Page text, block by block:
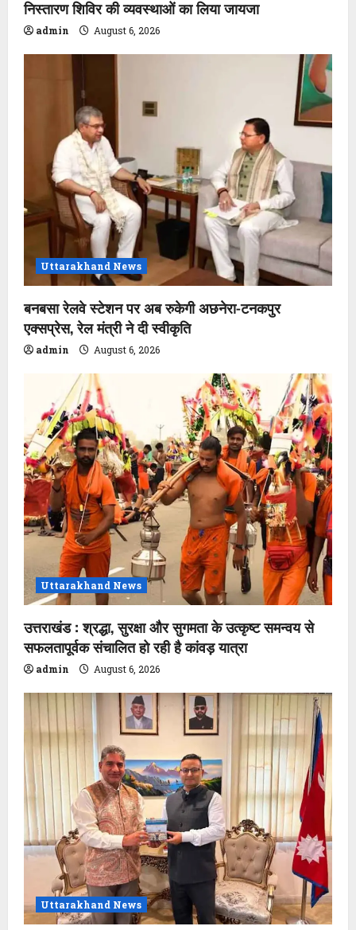
निस्तारण शिविर की व्यवस्थाओं का लिया जायजा
admin August 6, 2026
Uttarakhand News
बनबसा रेलवे स्टेशन पर अब रुकेगी अछनेरा-टनकपुर
एक्सप्रेस, रेल मंत्री ने दी स्वीकृति
admin August 6, 2026
Uttarakhand News
उत्तराखंड : श्रद्धा, सुरक्षा और सुगमता के उत्कृष्ट समन्वय से
सफलतापूर्वक संचालित हो रही है कांवड़ यात्रा
admin August 6, 2026
Uttarakhand News